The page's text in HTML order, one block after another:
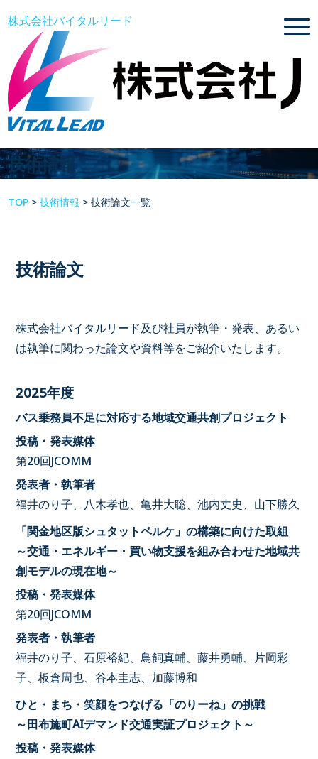
株式会社バイタルリード
技術情報
TOP >技術情報 >技術論文一覧
技術論文
株式会社バイタルリード及び社員が執筆・発表、あるい
は執筆に関わった論文や資料等をご紹介いたします。
2025年度
バス乗務員不足に対応する地域交通共創プロジェクト
投稿・発表媒体
第20回JCOMM
発表者・執筆者
福井のり子、八木孝也、亀井大聡、池内丈史、山下勝久
「関金地区版シュタットベルケ」の構築に向けた取組
～交通・エネルギー・買い物支援を組み合わせた地域共
創モデルの現在地～
投稿・発表媒体
第20回JCOMM
発表者・執筆者
福井のり子、石原裕紀、鳥飼真輔、藤井勇輔、片岡彩
子、板倉周也、谷本圭志、加藤博和
ひと・まち・笑顔をつなげる「のりーね」の挑戦
～田布施町AIデマンド交通実証プロジェクト～
投稿・発表媒体